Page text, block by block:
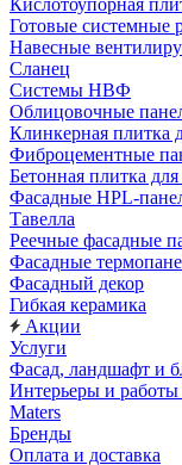
Кислотоупорная
Готовые системные
Навесные
Сланец
Системы НВФ
Облицовочные
Клинкерная плитка
Фиброцементные
Бетонная плитка
Фасадные HPL-
Тавелла
Реечные фасадные
Фасадные
Фасадный декор
Гибкая керамика
Акции
Услуги
Фасад, ландшафт и
Интерьеры и
Maters
Бренды
Оплата и доставка